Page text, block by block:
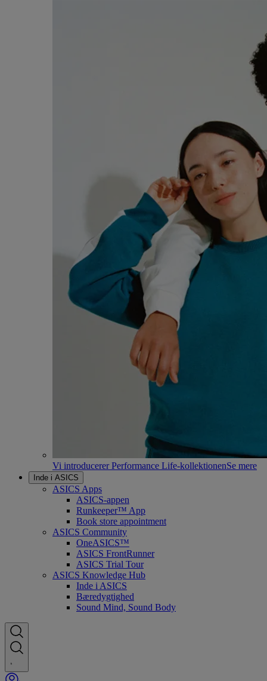
Vi introducerer Performance Life-kollektionenSe mere
Inde i ASICS
ASICS Apps
ASICS-appen
Runkeeper™ App
Book store appointment
ASICS Community
OneASICS™
ASICS FrontRunner
ASICS Trial Tour
ASICS Knowledge Hub
Inde i ASICS
Bæredygtighed
Sound Mind, Sound Body